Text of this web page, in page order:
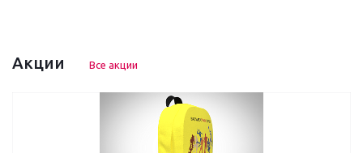
Акции Все акции